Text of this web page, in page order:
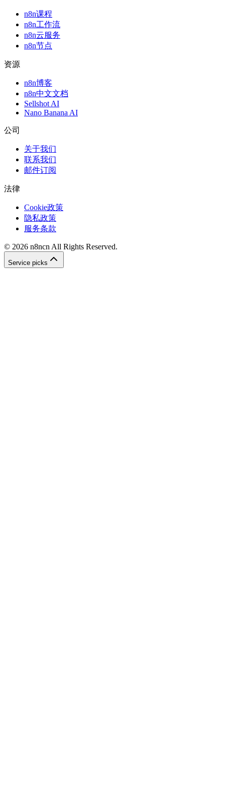
n8n课程
n8n工作流
n8n云服务
n8n节点
资源
n8n博客
n8n中文文档
Sellshot AI
Nano Banana AI
公司
关于我们
联系我们
邮件订阅
法律
Cookie政策
隐私政策
服务条款
© 2026 n8ncn All Rights Reserved.
Service picks